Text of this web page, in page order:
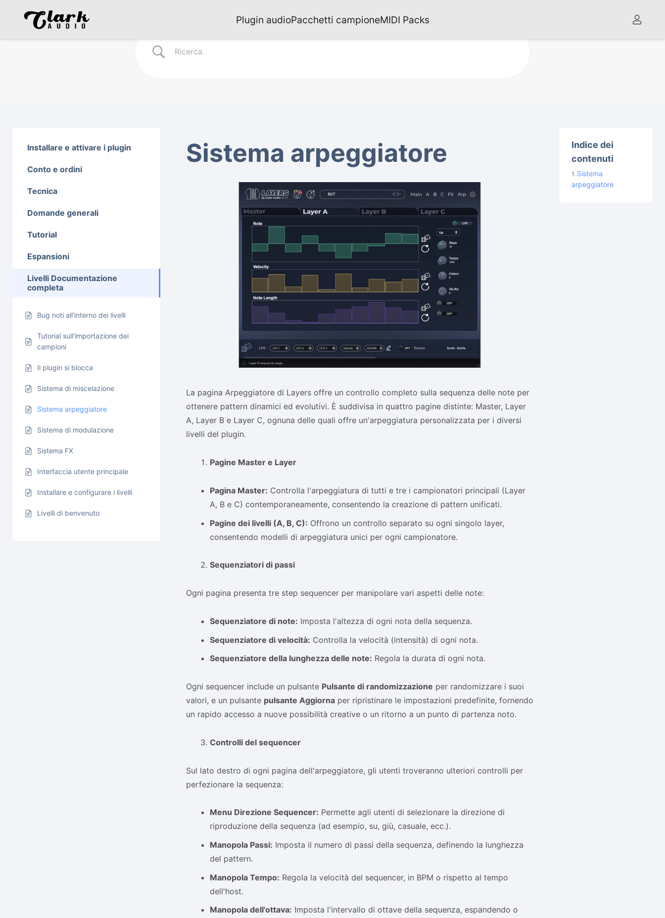
Plugin audioPacchetti campioneMIDI Packs
Installare e attivare i plugin
Conto e ordini
Tecnica
Domande generali
Tutorial
Espansioni
Livelli Documentazione
completa
Bug noti all'interno dei livelli
Tutorial sull'importazione dei
campioni
Il plugin si blocca
Sistema di miscelazione
Sistema arpeggiatore
Sistema di modulazione
Sistema FX
Interfaccia utente principale
Installare e configurare i livelli
Livelli di benvenuto
Sistema arpeggiatore
La pagina Arpeggiatore di Layers offre un controllo completo sulla sequenza delle note per
ottenere pattern dinamici ed evolutivi. È suddivisa in quattro pagine distinte: Master, Layer
A, Layer B e Layer C, ognuna delle quali offre un'arpeggiatura personalizzata per i diversi
livelli del plugin.
Pagine Master e Layer
Pagina Master: Controlla l'arpeggiatura di tutti e tre i campionatori principali (Layer
A, B e C) contemporaneamente, consentendo la creazione di pattern unificati.
Pagine dei livelli (A, B, C): Offrono un controllo separato su ogni singolo layer,
consentendo modelli di arpeggiatura unici per ogni campionatore.
Sequenziatori di passi
Ogni pagina presenta tre step sequencer per manipolare vari aspetti delle note:
Sequenziatore di note: Imposta l'altezza di ogni nota della sequenza.
Sequenziatore di velocità: Controlla la velocità (intensità) di ogni nota.
Sequenziatore della lunghezza delle note: Regola la durata di ogni nota.
Ogni sequencer include un pulsante Pulsante di randomizzazione per randomizzare i suoi
valori, e un pulsante pulsante Aggiornaper ripristinare le impostazioni predefinite, fornendo
un rapido accesso a nuove possibilità creative o un ritorno a un punto di partenza noto.
Controlli del sequencer
Sul lato destro di ogni pagina dell'arpeggiatore, gli utenti troveranno ulteriori controlli per
perfezionare la sequenza:
Menu Direzione Sequencer: Permette agli utenti di selezionare la direzione di
riproduzione della sequenza (ad esempio, su, giù, casuale, ecc.).
Manopola Passi: Imposta il numero di passi della sequenza, definendo la lunghezza
del pattern.
Manopola Tempo: Regola la velocità del sequencer, in BPM o rispetto al tempo
dell'host.
Manopola dell'ottava: Imposta l'intervallo di ottave della sequenza, espandendo o
Indice dei
contenuti
Sistema
arpeggiatore